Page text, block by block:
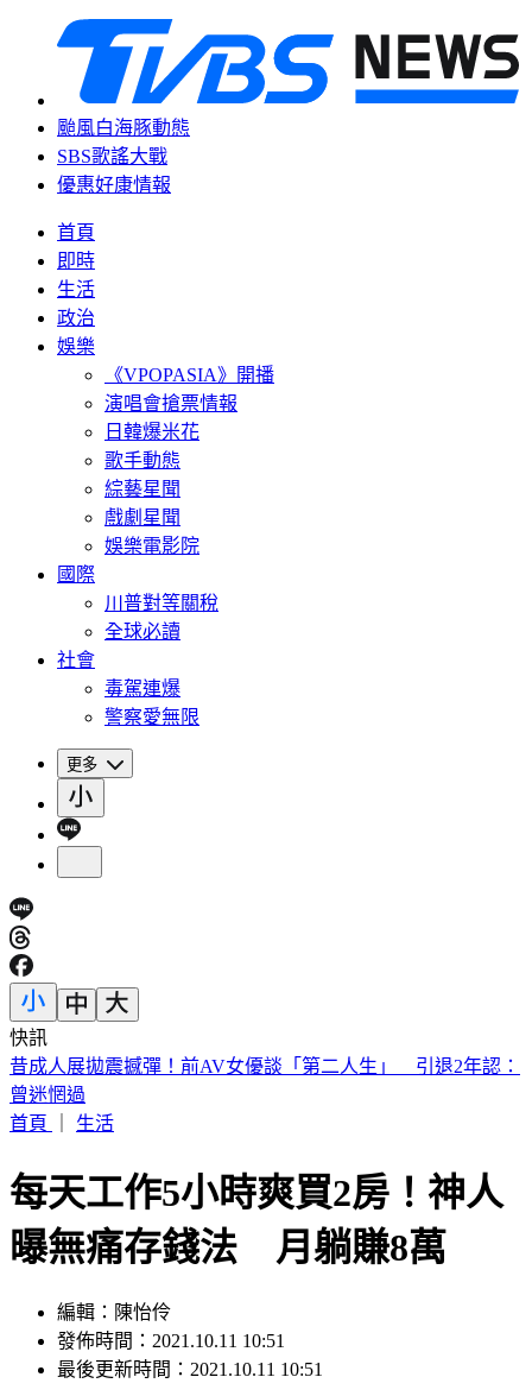
颱風白海豚動態
SBS歌謠大戰
優惠好康情報
首頁
即時
生活
政治
娛樂
《VPOPASIA》開播
演唱會搶票情報
日韓爆米花
歌手動態
綜藝星聞
戲劇星聞
娛樂電影院
國際
川普對等關稅
全球必讀
社會
毒駕連爆
警察愛無限
更多
快訊
恐三颱共舞！颱風「琵鷺」最快今晚生成 最新路徑曝
首頁｜ 生活
每天工作5小時爽買2房！神人
曝無痛存錢法 月躺賺8萬
發佈時間：2021.10.11 10:51
最後更新時間：2021.10.11 10:51